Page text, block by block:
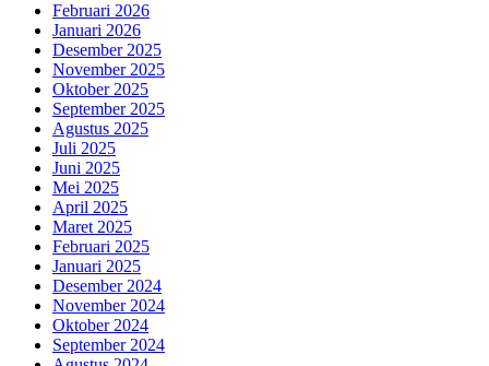
Februari 2026
Januari 2026
Desember 2025
November 2025
Oktober 2025
September 2025
Agustus 2025
Juli 2025
Juni 2025
Mei 2025
April 2025
Maret 2025
Februari 2025
Januari 2025
Desember 2024
November 2024
Oktober 2024
September 2024